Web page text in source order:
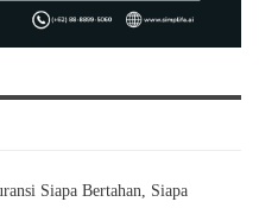
Siapa Bertahan, Siapa